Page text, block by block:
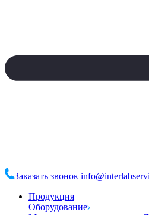
Заказать звонок
Продукция
Оборудование